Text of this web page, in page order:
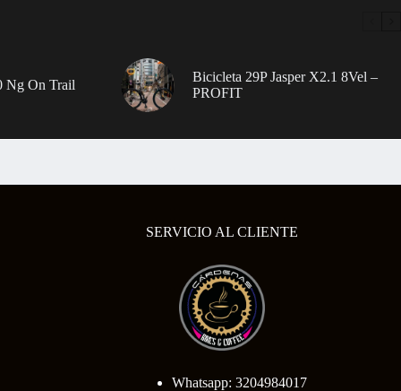
Ng On Trail
Bicicleta 29P Jasper X2.1 8Vel –
PROFIT
SERVICIO AL CLIENTE
Whatsapp: 3204984017